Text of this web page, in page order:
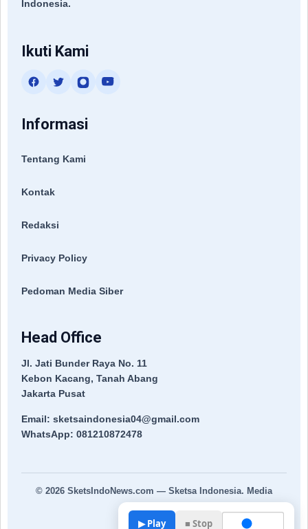
Indonesia.
Ikuti Kami
Informasi
Tentang Kami
Kontak
Redaksi
Privacy Policy
Pedoman Media Siber
Head Office
Jl. Jati Bunder Raya No. 11
Kebon Kacang, Tanah Abang
Jakarta Pusat
Email: sketsaindonesia04@gmail.com
WhatsApp: 081210872478
© 2026 SketsIndoNews.com — Sketsa Indonesia. Media
▶ Play ■ Stop